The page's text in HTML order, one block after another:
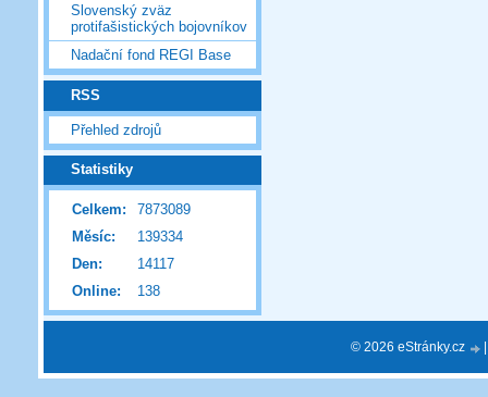
Slovenský zväz
protifašistických bojovníkov
Nadační fond REGI Base
RSS
Přehled zdrojů
Statistiky
Online: 138
Celkem:
7873089
Měsíc:
139334
Den:
14117
© 2026 eStránky.cz